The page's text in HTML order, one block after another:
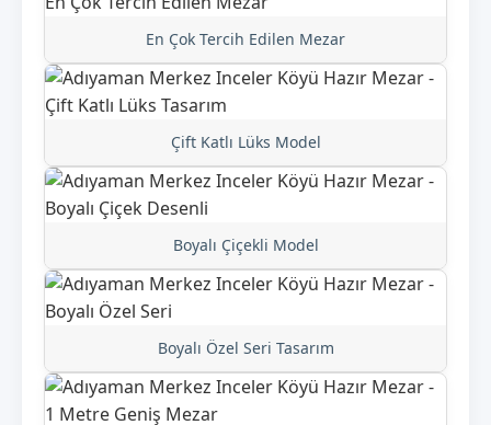
En Çok Tercih Edilen Mezar
Çift Katlı Lüks Model
Boyalı Çiçekli Model
Boyalı Özel Seri Tasarım